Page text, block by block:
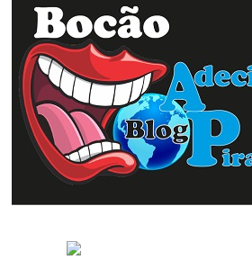
Só Negócios- Grupo de WhatsApp do
Jornal Folha do Progresso exclusivo para